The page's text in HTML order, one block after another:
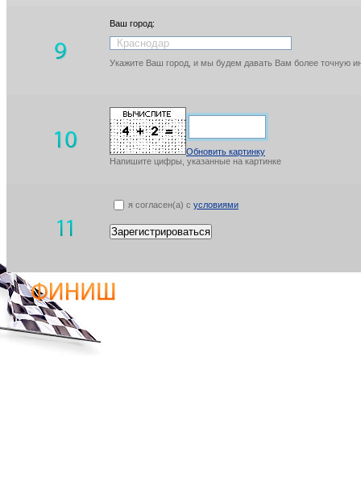
Ваш город:
Укажите Ваш город, и мы будем давать Вам более точную
Обновить картинку
Напишите цифры, указанные на картинке
я согласен(а) с условиями
Зарегистрироваться